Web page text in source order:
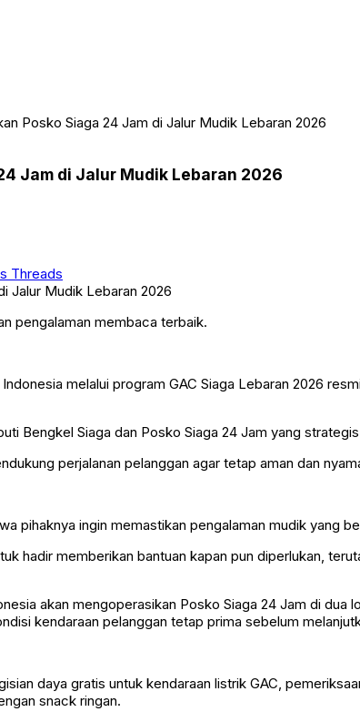
Posko Siaga 24 Jam di Jalur Mudik Lebaran 2026
Jam di Jalur Mudik Lebaran 2026
Threads
pengalaman membaca terbaik.
melalui program GAC Siaga Lebaran 2026
Bengkel Siaga dan Posko Siaga 24 Jam yang
perjalanan pelanggan agar tetap aman dan
pihaknya ingin memastikan pengalaman mudik yang
hadir memberikan bantuan kapan pun diperlukan,
akan mengoperasikan Posko Siaga 24 Jam di
kendaraan pelanggan tetap prima sebelum
daya gratis untuk kendaraan listrik GAC,
snack ringan.